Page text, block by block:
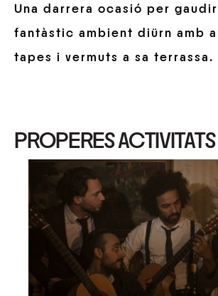
Una darrera ocasió per gaudir
fantàstic ambient diürn amb
tapes i vermuts a sa terrassa.
PROPERES ACTIVITATS